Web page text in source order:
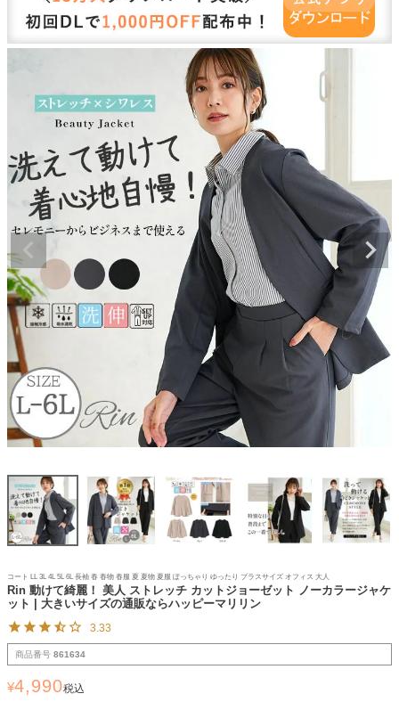
コート LL 3L 4L 5L 6L 長袖 春 春物 春服 夏 夏物 夏服 ぽっちゃり ゆったり プラスサイズ オフィス 大人
Rin 動けて綺麗！ 美人 ストレッチ カットジョーゼット ノーカラージャケ
ット | 大きいサイズの通販ならハッピーマリリン
3.33
商品番号 861634
¥4,990税込